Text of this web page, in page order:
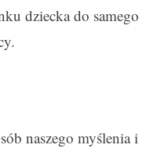
dziecka do samego
naszego myślenia i